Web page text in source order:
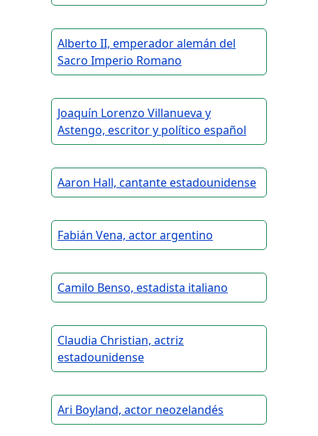
Alberto II, emperador alemán del
Sacro Imperio Romano
Joaquín Lorenzo Villanueva y
Astengo, escritor y político español
Aaron Hall, cantante estadounidense
Fabián Vena, actor argentino
Camilo Benso, estadista italiano
Claudia Christian, actriz
estadounidense
Ari Boyland, actor neozelandés